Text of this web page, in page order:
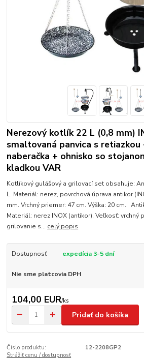
Nerezový kotlík 22 L (0,8 mm)
smaltovaná panvica s retiazkou
naberačka + ohnisko so
kladkou VAR
Kotlíkový gulášový a grilovací set obsahuje:
L. Materiál: nerez, povrchová úprava antikor
mm. Vrchný priemer: 47 cm. Výška: 20 cm.
Materiál: nerez INOX (antikor). Veľkosť: vrchný
grilovanie s... celý popis
Dostupnosť expedícia 3-5 dní
Nie sme platcovia DPH
104,00 EUR/ks
Pridať do košíka
Číslo produktu:
12-2208GP2
Strážiť cenu / dostupnosť